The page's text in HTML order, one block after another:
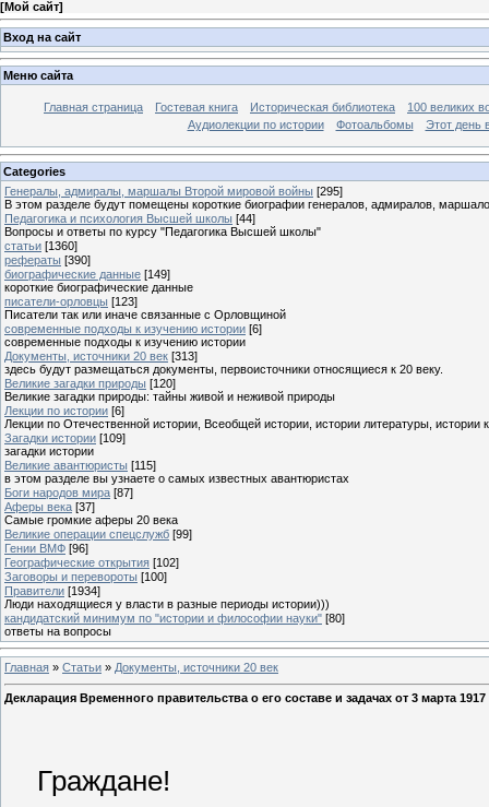
[Мой сайт]
Вход на сайт
Меню сайта
Главная страница Гостевая книга Историческая библиотека
100 великих
Аудиолекции по истории
Фотоальбомы Этот день
Categories
Генералы, адмиралы, маршалы Второй мировой войны [295]
В этом разделе будут помещены короткие биографии генералов, адмиралов,
Педагогика и психология Высшей школы [44]
Вопросы и ответы по курсу "Педагогика Высшей школы"
статьи [1360]
рефераты [390]
биографические данные [149]
короткие биографические данные
писатели-орловцы [123]
Писатели так или иначе связанные с Орловщиной
современные подходы к изучению истории [6]
современные подходы к изучению истории
Документы, источники 20 век [313]
здесь будут размещаться документы, первоисточники относящиеся к 20 веку.
Великие загадки природы [120]
Великие загадки природы: тайны живой и неживой природы
Лекции по истории [6]
Лекции по Отечественной истории, Всеобщей истории, истории литературы, истории
Загадки истории [109]
загадки истории
Великие авантюристы [115]
в этом разделе вы узнаете о самых известных авантюристах
Боги народов мира [87]
Аферы века [37]
Самые громкие аферы 20 века
Великие операции спецслужб [99]
Гении ВМФ [96]
Географические открытия [102]
Заговоры и перевороты [100]
Правители [1934]
Люди находящиеся у власти в разные периоды истории)))
кандидатский минимум по "истории и философии науки" [80]
ответы на вопросы
Главная » Статьи » Документы, источники 20 век
Декларация Временного правительства о его составе и задачах от 3 марта 1917
Граждане!